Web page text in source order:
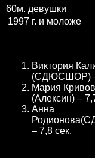
60м. девушки
1997 г. и моложе
Виктория
(СДЮСШОР) –
Мария
(Алексин) –
Анна
– 7,8 сек.